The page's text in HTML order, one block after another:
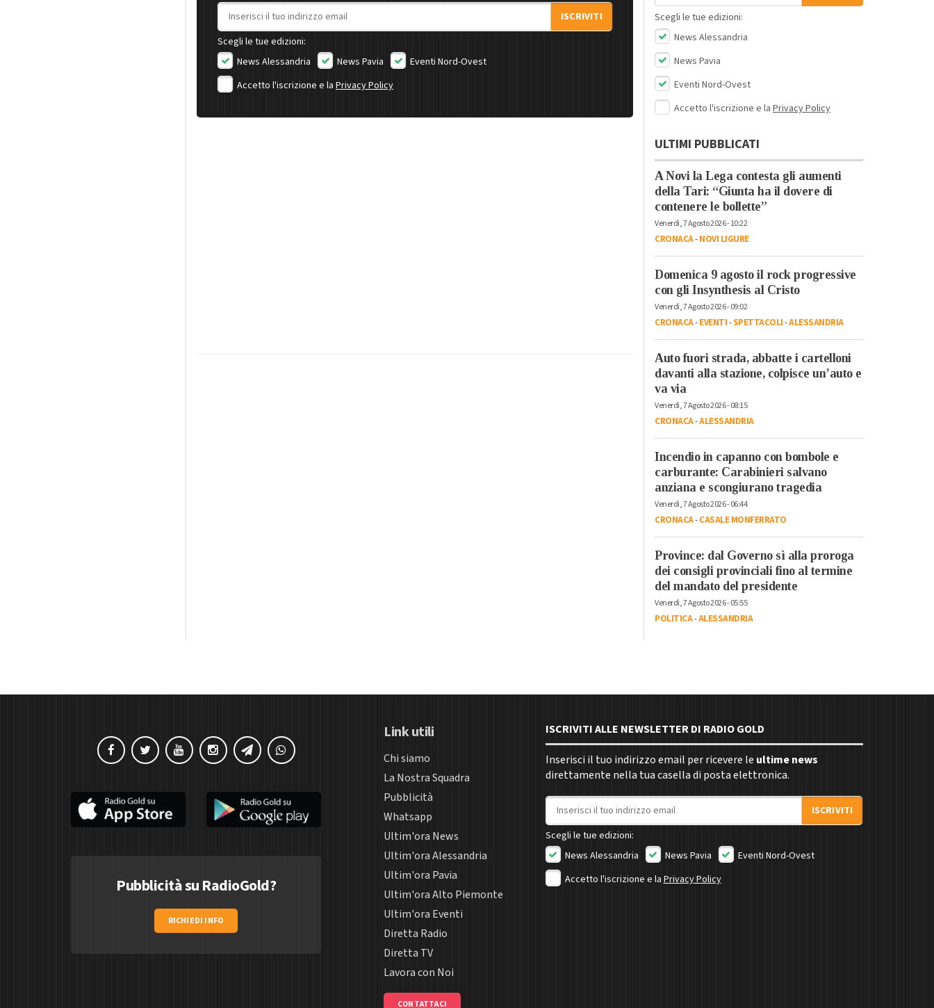
Indirizzo email
ISCRIVITI
Scegli le tue edizioni:
News Alessandria
News Pavia
Eventi Nord-Ovest
Accetto l'iscrizione e la Privacy Policy
Scegli le tue edizioni:
News Alessandria
News Pavia
Eventi Nord-Ovest
Accetto l'iscrizione e la Privacy Policy
ULTIMI PUBBLICATI
A Novi la Lega contesta gli aumenti
della Tari: “Giunta ha il dovere di
contenere le bollette”
Venerdì, 7 Agosto 2026 - 10:22
CRONACA-NOVI LIGURE
Domenica 9 agosto il rock progressive
con gli Insynthesis al Cristo
Venerdì, 7 Agosto 2026 - 09:02
CRONACA-EVENTI-SPETTACOLI-ALESSANDRIA
Auto fuori strada, abbatte i cartelloni
davanti alla stazione, colpisce un’auto e
va via
Venerdì, 7 Agosto 2026 - 08:15
CRONACA-ALESSANDRIA
Incendio in capanno con bombole e
carburante: Carabinieri salvano
anziana e scongiurano tragedia
Venerdì, 7 Agosto 2026 - 06:44
CRONACA-CASALE MONFERRATO
Province: dal Governo sì alla proroga
dei consigli provinciali fino al termine
del mandato del presidente
Venerdì, 7 Agosto 2026 - 05:55
POLITICA-ALESSANDRIA
Pubblicità su RadioGold?
RICHIEDI INFO
Link utili
Chi siamo
La Nostra Squadra
Pubblicità
Whatsapp
Ultim'ora News
Ultim'ora Alessandria
Ultim'ora Pavia
Ultim'ora Alto Piemonte
Ultim'ora Eventi
Diretta Radio
Diretta TV
Lavora con Noi
CONTATTACI
ISCRIVITI ALLE NEWSLETTER DI RADIO GOLD
Inserisci il tuo indirizzo email per ricevere le ultime news
direttamente nella tua casella di posta elettronica.
Indirizzo email
ISCRIVITI
Scegli le tue edizioni:
News Alessandria
News Pavia
Eventi Nord-Ovest
Accetto l'iscrizione e la Privacy Policy